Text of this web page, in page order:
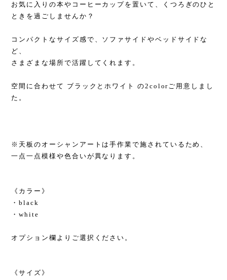
お気に入りの本やコーヒーカップを置いて、くつろぎのひと
ときを過ごしませんか？
コンパクトなサイズ感で、ソファサイドやベッドサイドな
ど、
さまざまな場所で活躍してくれます。
空間に合わせて ブラックとホワイト の2colorご用意しまし
た。
※天板のオーシャンアートは手作業で施されているため、
一点一点模様や色合いが異なります。
《カラー》
・black
・white
オプション欄よりご選択ください。
《サイズ》